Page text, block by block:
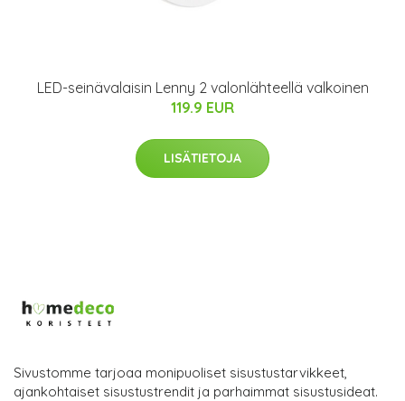
LED-seinävalaisin Lenny 2 valonlähteellä valkoinen
119.9 EUR
LISÄTIETOJA
Sivustomme tarjoaa monipuoliset sisustustarvikkeet,
ajankohtaiset sisustustrendit ja parhaimmat sisustusideat.